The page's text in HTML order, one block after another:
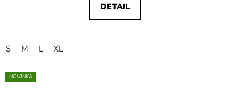
DETAIL
S M L XL
NOVINKA